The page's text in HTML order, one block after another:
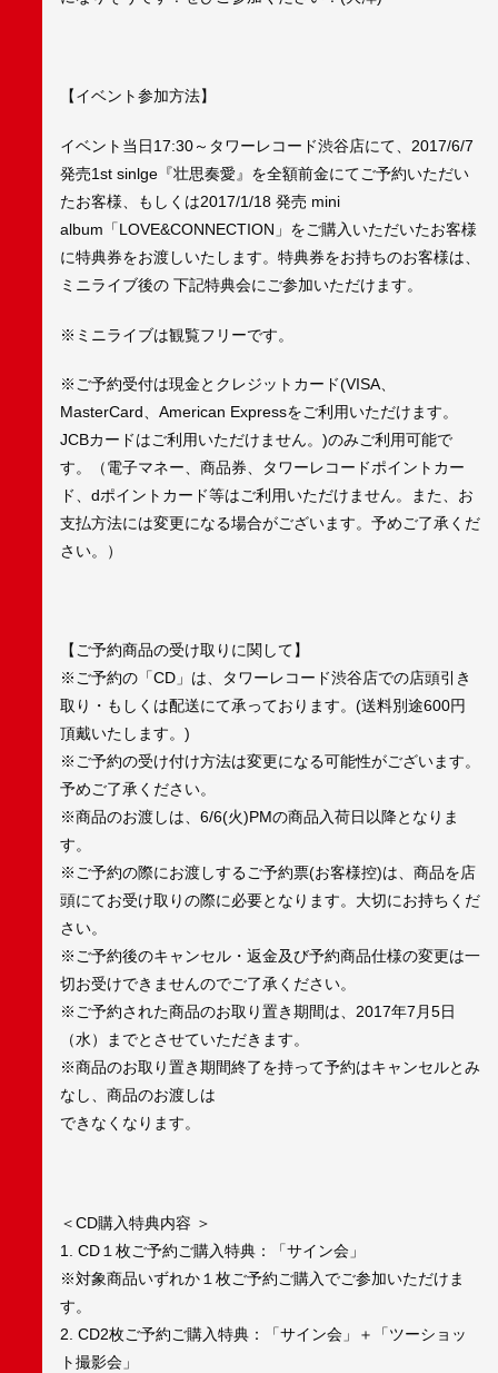
【イベント参加方法】
イベント当日17:30～タワーレコード渋谷店にて、2017/6/7
発売1st sinlge『壮思奏愛』を全額前金にてご予約いただい
たお客様、もしくは2017/1/18 発売 mini
album「LOVE&CONNECTION」をご購入いただいたお客様
に特典券をお渡しいたします。特典券をお持ちのお客様は、
ミニライブ後の 下記特典会にご参加いただけます。
※ミニライブは観覧フリーです。
※ご予約受付は現金とクレジットカード(VISA、
MasterCard、American Expressをご利用いただけます。
JCBカードはご利用いただけません。)のみご利用可能で
す。（電子マネー、商品券、タワーレコードポイントカー
ド、dポイントカード等はご利用いただけません。また、お
支払方法には変更になる場合がございます。予めご了承くだ
さい。）
【ご予約商品の受け取りに関して】
※ご予約の「CD」は、タワーレコード渋谷店での店頭引き
取り・もしくは配送にて承っております。(送料別途600円
頂戴いたします。)
※ご予約の受け付け方法は変更になる可能性がございます。
予めご了承ください。
※商品のお渡しは、6/6(火)PMの商品入荷日以降となりま
す。
※ご予約の際にお渡しするご予約票(お客様控)は、商品を店
頭にてお受け取りの際に必要となります。大切にお持ちくだ
さい。
※ご予約後のキャンセル・返金及び予約商品仕様の変更は一
切お受けできませんのでご了承ください。
※ご予約された商品のお取り置き期間は、2017年7月5日
（水）までとさせていただきます。
※商品のお取り置き期間終了を持って予約はキャンセルとみ
なし、商品のお渡しは
できなくなります。
＜CD購入特典内容 ＞
1. CD１枚ご予約ご購入特典：「サイン会」
※対象商品いずれか１枚ご予約ご購入でご参加いただけま
す。
2. CD2枚ご予約ご購入特典：「サイン会」＋「ツーショッ
ト撮影会」